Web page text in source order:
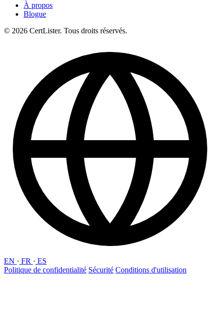
À propos
Blogue
© 2026 CertLister. Tous droits réservés.
EN · FR · ES
Politique de confidentialité Sécurité Conditions d'utilisation